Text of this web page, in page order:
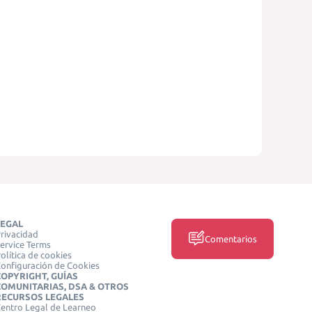
Terms
de cookies
de Cookies
GUÍAS
DSA & OTROS
LEGALES
Legal de Learneo
Comentarios